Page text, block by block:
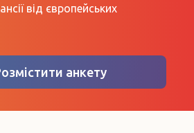
від європейських
анкету